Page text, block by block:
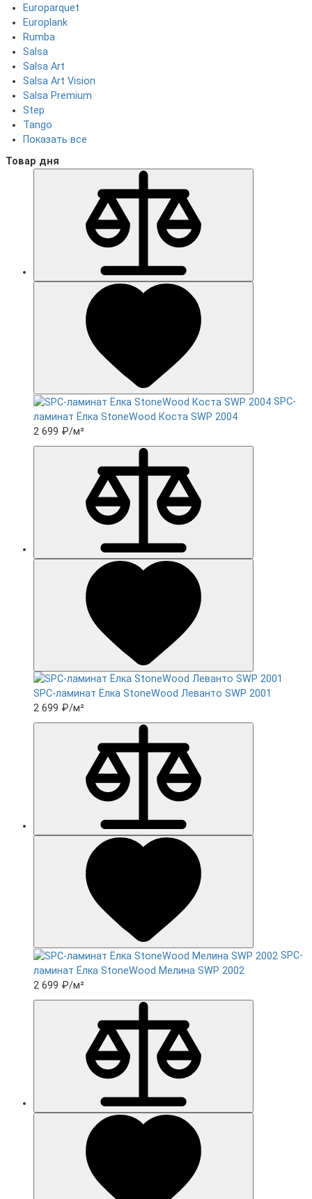
Europarquet
Europlank
Rumba
Salsa
Salsa Art
Salsa Art Vision
Salsa Premium
Step
Tango
Показать все
Товар дня
SPC-
ламинат Ëлка StoneWood Коста SWP 2004
2 699 ₽/м²
SPC-ламинат Ëлка StoneWood Леванто SWP 2001
2 699 ₽/м²
SPC-
ламинат Ëлка StoneWood Мелина SWP 2002
2 699 ₽/м²